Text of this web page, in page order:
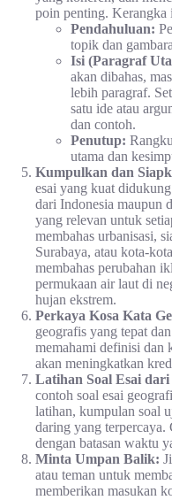
poin penting. Kerangka
Pendahuluan:
topik dan
Isi (Paragraf
akan dibahas,
lebih paragraf.
satu ide atau
dan contoh.
Penutup:
utama dan
Kumpulkan dan
esai yang kuat
dari Indonesia maupun
yang relevan untuk
membahas urbanisasi,
Surabaya, atau kota-
membahas perubahan
permukaan air laut di
hujan ekstrem.
Perkaya Kosa Kata
geografis yang tepat
memahami definisi dan
akan meningkatkan
Latihan Soal Esai
contoh soal esai
latihan, kumpulan soal
daring yang terpercaya.
dengan batasan waktu
Minta Umpan Balik:
atau teman untuk
memberikan masukan